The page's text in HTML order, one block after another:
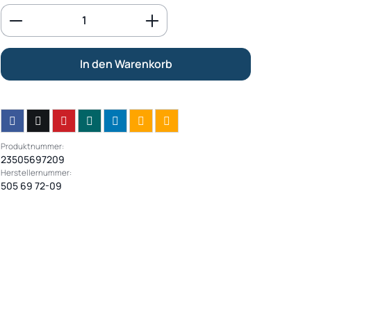
Produkt Anzahl: Gib den gewünschten Wert
In den Warenkorb
Produktnummer:
23505697209
Herstellernummer:
505 69 72-09